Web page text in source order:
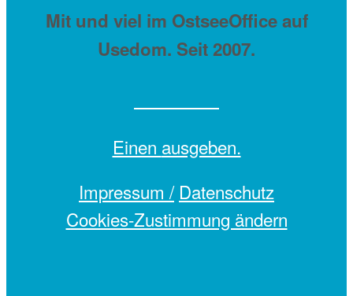
Mit und viel im OstseeOffice auf
Usedom. Seit 2007.
Einen ausgeben.
Impressum / Datenschutz
Cookies-Zustimmung ändern